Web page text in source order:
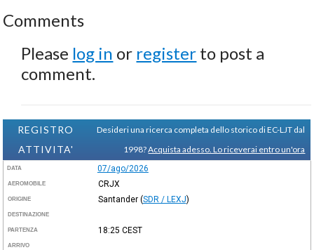
Comments
Please log in or register to post a
comment.
REGISTRO
ATTIVITA'
Desideri una ricerca completa dello storico di EC-LJT dal
1998?Acquista adesso. Lo riceverai entro un'ora
DATA 07/ago/2026
AEROMOBILE CRJX
ORIGINE Santander (SDR / LEXJ)
DESTINAZIONE
PARTENZA 18:25 CEST
ARRIVO